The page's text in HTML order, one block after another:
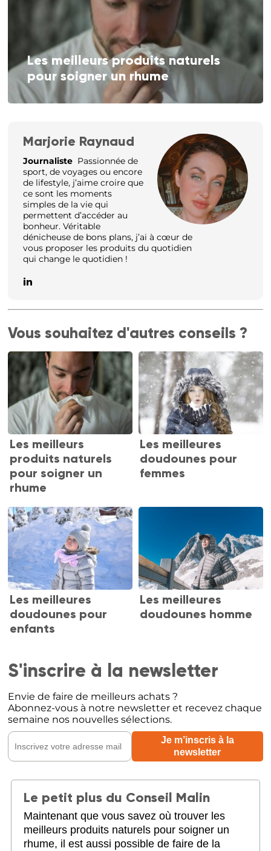
Les meilleurs produits naturels
pour soigner un rhume
Marjorie Raynaud
Journaliste Passionnée de
sport, de voyages ou encore
de lifestyle, j’aime croire que
ce sont les moments
simples de la vie qui
permettent d’accéder au
bonheur. Véritable
dénicheuse de bons plans, j’ai à cœur de
vous proposer les produits du quotidien
qui change le quotidien !
Vous souhaitez d'autres conseils ?
Les meilleurs
produits naturels
pour soigner un
rhume
Les meilleures
doudounes pour
femmes
Les meilleures
doudounes pour
enfants
Les meilleures
doudounes homme
S'inscrire à la newsletter
Envie de faire de meilleurs achats ?
Abonnez-vous à notre newsletter et recevez chaque
semaine nos nouvelles sélections.
Le petit plus du Conseil Malin
Maintenant que vous savez où trouver les
meilleurs produits naturels pour soigner un
rhume, il est aussi possible de faire de la